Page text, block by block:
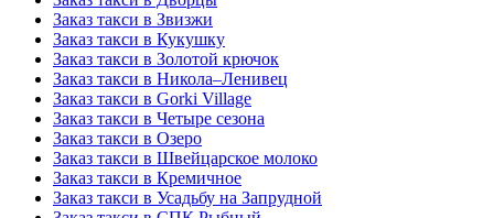
Заказ такси в Звизжи
Заказ такси в Кукушку
Заказ такси в Золотой крючок
Заказ такси в Никола–Ленивец
Заказ такси в Gorki Village
Заказ такси в Четыре сезона
Заказ такси в Озеро
Заказ такси в Швейцарское молоко
Заказ такси в Кремичное
Заказ такси в Усадьбу на Запрудной